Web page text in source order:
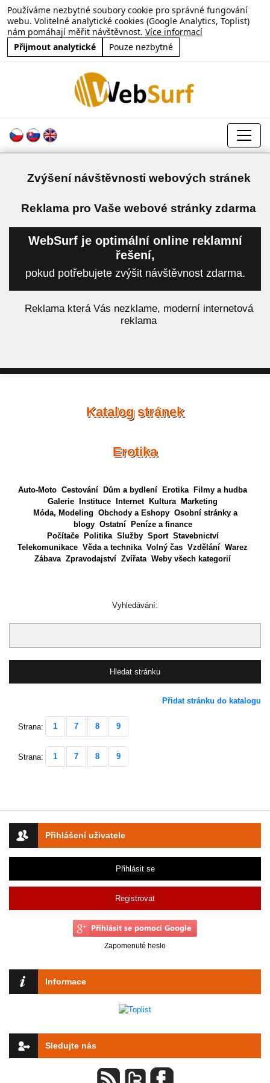
Používáme nezbytné soubory cookie pro správné fungování
webu. Volitelné analytické cookies (Google Analytics, Toplist)
nám pomáhají měřit návštěvnost. Více informací
Přijmout analytické
Pouze nezbytné
Zvýšení návštěvnosti webových stránek
Reklama pro Vaše webové stránky zdarma
WebSurf je optimální online reklamní
řešení,
pokud potřebujete zvýšit návštěvnost zdarma.
Reklama která Vás nezklame, moderní internetová
reklama
Přihlášení uživatele
Přihlásit se
Registrovat
Zapomenuté heslo
Informace
Sledujte nás
Katalog stránek
Erotika
Auto-Moto Cestování Dům a bydlení Erotika
Filmy a hudba
Galerie
Instituce Internet Kultura
Marketing
Móda, Modeling Obchody a Eshopy Osobní stránky a
blogy Ostatní
Peníze a finance
Počítače
Politika Služby Sport Stavebnictví
Telekomunikace Věda a technika Volný čas Vzdělání Warez
Zábava Zpravodajství Zvířata Weby všech kategorií
Vyhledávání:
Přidat stránku do katalogu
Strana: 1 7 8 9
Strana: 1 7 8 9